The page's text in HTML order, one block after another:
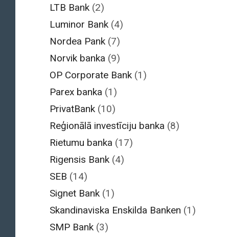
LTB Bank (2)
Luminor Bank (4)
Nordea Pank (7)
Norvik banka (9)
OP Corporate Bank (1)
Parex banka (1)
PrivatBank (10)
Reģionālā investīciju banka (8)
Rietumu banka (17)
Rigensis Bank (4)
SEB (14)
Signet Bank (1)
Skandinaviska Enskilda Banken (1)
SMP Bank (3)